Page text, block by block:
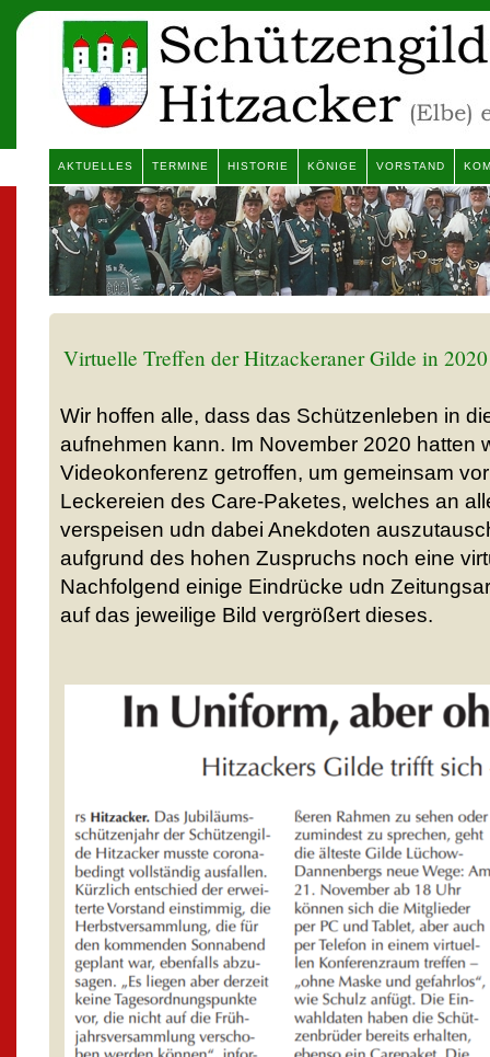
AKTUELLES TERMINE HISTORIE KÖNIGE VORSTAND
Virtuelle Treffen der Hitzackeraner Gilde in 2020
Wir hoffen alle, dass das Schützenleben in
aufnehmen kann. Im November 2020 hatten
Videokonferenz getroffen, um gemeinsam
Leckereien des Care-Paketes, welches an
verspeisen udn dabei Anekdoten
aufgrund des hohen Zuspruchs noch eine
Nachfolgend einige Eindrücke udn
auf das jeweilige Bild vergrößert dieses.